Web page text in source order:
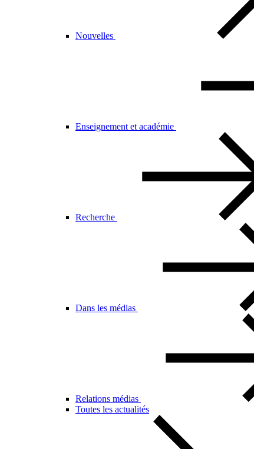
Nouvelles
Enseignement et académie
Recherche
Dans les médias
Relations médias
Toutes les actualités